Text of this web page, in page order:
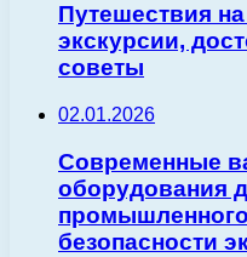
Путешествия
экскурсии,
советы
02.01.2026
Современные
оборудования
безопасности